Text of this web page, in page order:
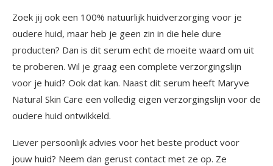
Zoek jij ook een 100% natuurlijk huidverzorging voor je
oudere huid, maar heb je geen zin in die hele dure
producten? Dan is dit serum echt de moeite waard om uit
te proberen. Wil je graag een complete verzorgingslijn
voor je huid? Ook dat kan. Naast dit serum heeft Maryve
Natural Skin Care een volledig eigen verzorgingslijn voor de
oudere huid ontwikkeld.
Liever persoonlijk advies voor het beste product voor
jouw huid? Neem dan gerust contact met ze op. Ze